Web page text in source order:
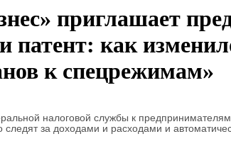
приглашает
как
к спецрежимам»
налоговой службы к
следят за доходами и расходами и